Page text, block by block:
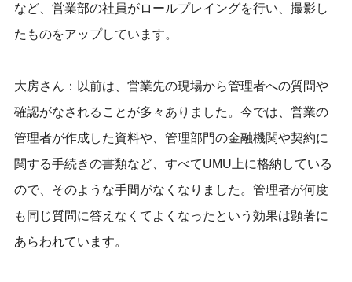
など、営業部の社員がロールプレイングを行い、撮影し
たものをアップしています。
大房さん：以前は、営業先の現場から管理者への質問や
確認がなされることが多々ありました。今では、営業の
管理者が作成した資料や、管理部門の金融機関や契約に
関する手続きの書類など、すべてUMU上に格納している
ので、そのような手間がなくなりました。管理者が何度
も同じ質問に答えなくてよくなったという効果は顕著に
あらわれています。